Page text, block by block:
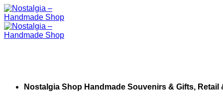
Skip
to
content
Nostalgia Shop Handmade Souvenirs & Gifts, Retail